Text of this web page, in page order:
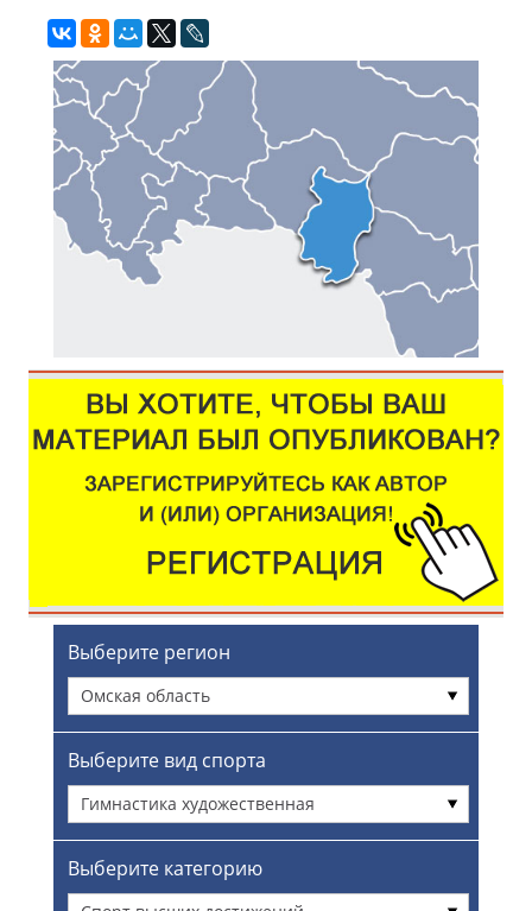
Выберите регион
Омская область
Выберите вид спорта
Гимнастика художественная
Выберите категорию